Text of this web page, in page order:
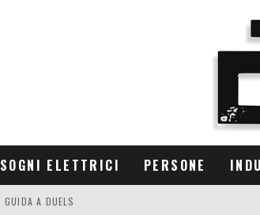
SOGNI ELETTRICI PERSONE
GUIDA A DUELS